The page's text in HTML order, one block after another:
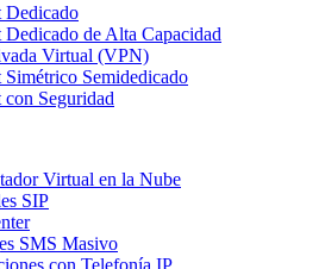
Dedicado
Dedicado de Alta Capacidad
Virtual (VPN)
Simétrico Semidedicado
con Seguridad
Virtual en la Nube
SIP
SMS Masivo
con Telefonía IP